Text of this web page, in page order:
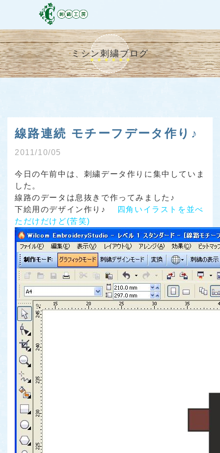
ミシン刺繍ブログ
線路連続 モチーフデータ作り♪
2011/10/05
今日の午前中は、刺繍データ作りに集中していま
した。
線路のデータは息抜きで作ってみました♪
下絵用のデザイン作り♪
四角いイラストを並べ
ただけだけど(苦笑)